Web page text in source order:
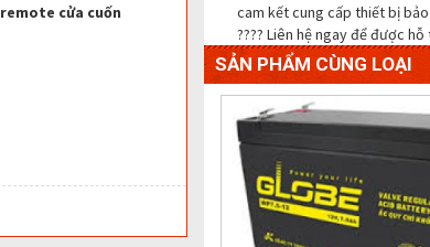
cam kết cung cấp thiết bị
???? Liên hệ ngay để được
SẢN PHẨM CÙNG LOẠI
remote cửa cuốn